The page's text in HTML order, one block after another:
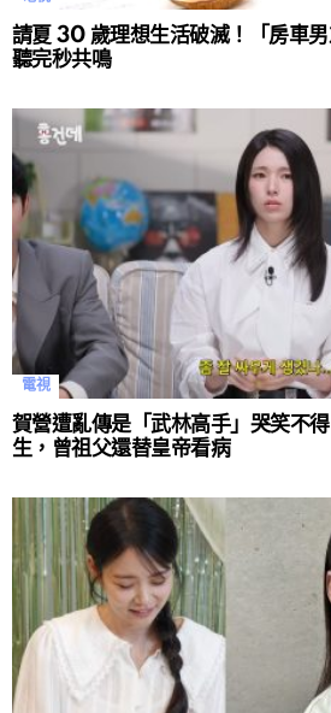
請夏 30 歲理想生活破滅！「房車
聽完秒共鳴
電視
賀營遭亂傳是「武林高手」哭笑不
生，曾祖父還替皇帝看病